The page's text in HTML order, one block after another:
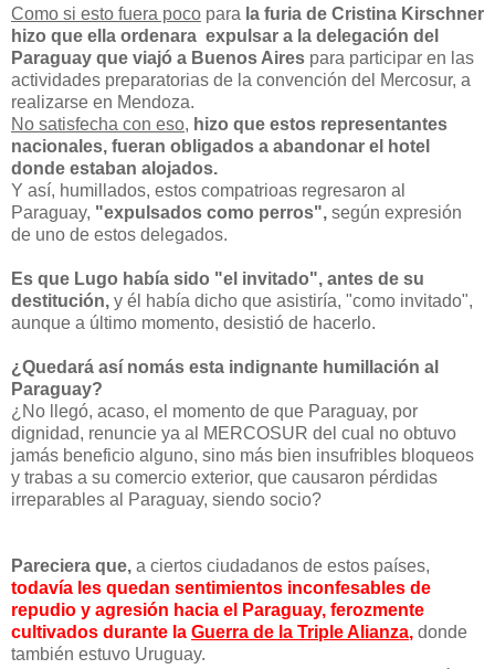
Como si esto fuera poco para la furia de Cristina Kirschner
hizo que ella ordenara expulsar a la delegación del
Paraguay que viajó a Buenos Aires para participar en las
actividades preparatorias de la convención del Mercosur, a
realizarse en Mendoza.
No satisfecha con eso, hizo que estos representantes
nacionales, fueran obligados a abandonar el hotel
donde estaban alojados.
Y así, humillados, estos compatrioas regresaron al
Paraguay, "expulsados como perros", según expresión
de uno de estos delegados.
Es que Lugo había sido "el invitado", antes de su
destitución, y él había dicho que asistiría, "como invitado",
aunque a último momento, desistió de hacerlo.
¿Quedará así nomás esta indignante humillación al
Paraguay?
¿No llegó, acaso, el momento de que Paraguay, por
dignidad, renuncie ya al MERCOSUR del cual no obtuvo
jamás beneficio alguno, sino más bien insufribles bloqueos
y trabas a su comercio exterior, que causaron pérdidas
irreparables al Paraguay, siendo socio?
Pareciera que, a ciertos ciudadanos de estos países,
todavía les quedan sentimientos inconfesables de
repudio y agresión hacia el Paraguay, ferozmente
cultivados durante la Guerra de la Triple Alianza, donde
también estuvo Uruguay.